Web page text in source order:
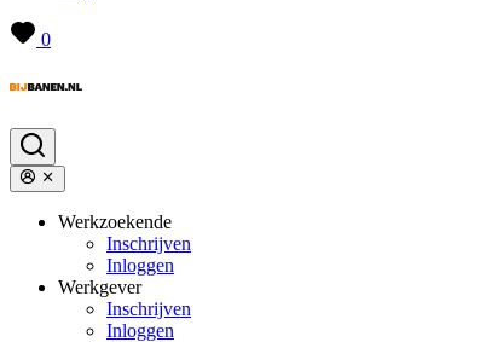
0
Werkzoekende
Inschrijven
Inloggen
Werkgever
Inschrijven
Inloggen